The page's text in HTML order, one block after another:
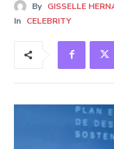
By GISSELLE
In CELEBRITY